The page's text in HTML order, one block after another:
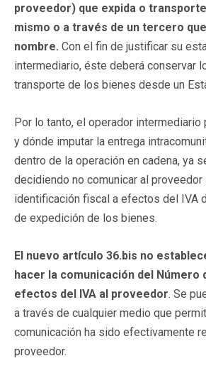
proveedor) que expida o
mismo o a través de un tercero
nombre. Con el fin de justificar su
intermediario, éste deberá conservar
transporte de los bienes desde un
Por lo tanto, el operador intermediario
y dónde imputar la entrega
dentro de la operación en cadena, ya
decidiendo no comunicar al proveedor
identificación fiscal a efectos del IVA
de expedición de los bienes.
El nuevo artículo 36.bis no
hacer la comunicación del Número
efectos del IVA al proveedor. Se
a través de cualquier medio que
comunicación ha sido efectivamente
proveedor.